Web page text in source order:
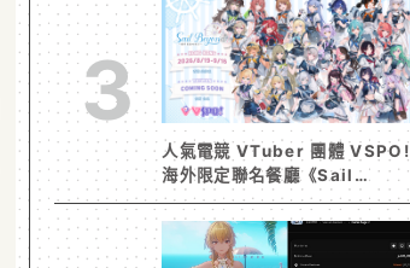
3
人氣電競 VTuber 團體 VSPO!
海外限定聯名餐廳《Sail
Beyond！～駛向更遠的彼方
～》今夏登場！